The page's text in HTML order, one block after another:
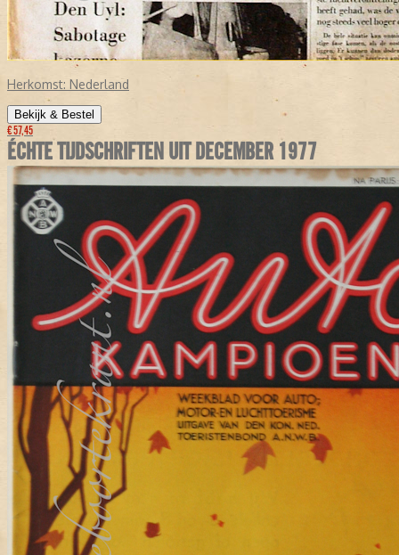
Herkomst: Nederland
Bekijk & Bestel
€ 57,45
ÉCHTE TIJDSCHRIFTEN UIT DECEMBER 1977